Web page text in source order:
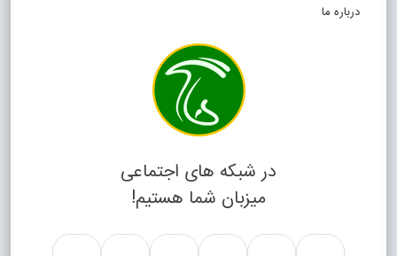
درباره ما
در شبکه های اجتماعی
میزبان شما هستیم!